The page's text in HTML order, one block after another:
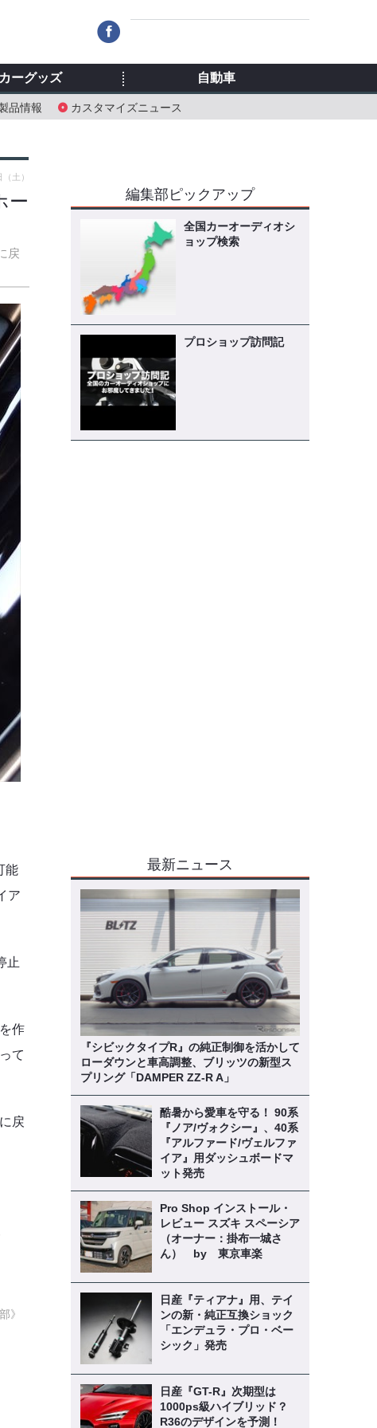
品情報 カスタマイズニュース
カーグッズ 自動車
ー
戻
土）
能
ア
止
作
て
戻
》
編集部ピックアップ
全国カーオーディオシ
ョップ検索
プロショップ訪問記
最新ニュース
『シビックタイプR』の純正制御を活かして
ローダウンと車高調整、ブリッツの新型ス
プリング「DAMPER ZZ-R A」
酷暑から愛車を守る！ 90系
『ノア/ヴォクシー』、40系
『アルファード/ヴェルファ
イア』用ダッシュボードマ
ット発売
Pro Shop インストール・
レビュー スズキ スペーシア
（オーナー：掛布一城さ
ん） by 東京車楽
日産『ティアナ』用、テイ
ンの新・純正互換ショック
「エンデュラ・プロ・ベー
シック」発売
日産『GT-R』次期型は
1000ps級ハイブリッド？
R36のデザインを予測！